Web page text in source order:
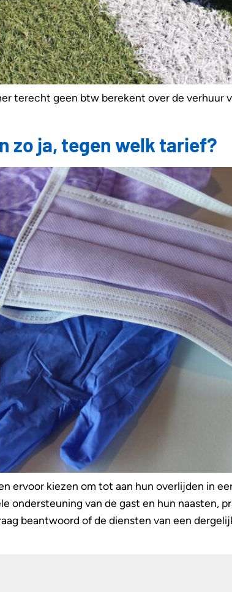
terecht geen btw berekent over de verhuur
zo ja, tegen welk tarief?
ervoor kiezen om tot aan hun overlijden in
ondersteuning van de gast en hun naasten,
beantwoord of de diensten van een